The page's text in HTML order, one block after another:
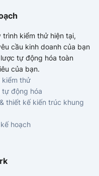
kiểm thử hiện tại,
cầu kinh doanh của bạn
tự động hóa toàn
của bạn.
kiểm thử
động hóa
thiết kế kiến trúc khung
hoạch